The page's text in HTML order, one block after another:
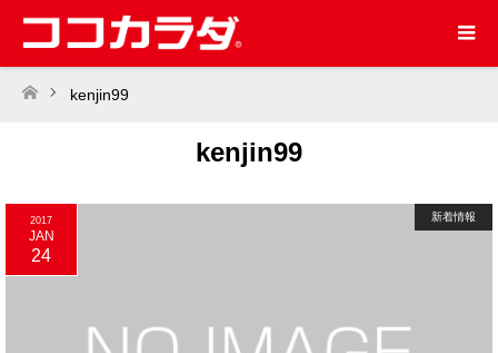
ホーム
kenjin99
kenjin99
2017
JAN
24
新着情報